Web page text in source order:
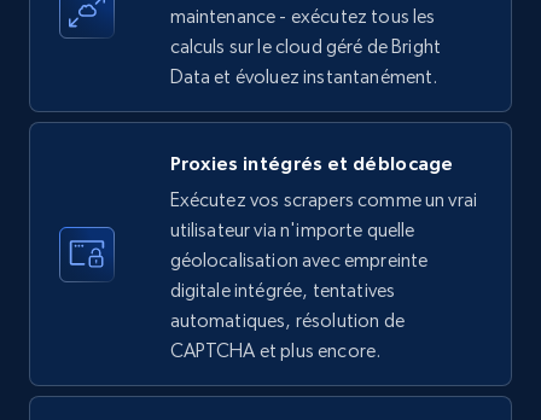
price, Currency, Availability, Reviews count, and
more.
LinkedIn company information
ID, Name, Country code, Locations, Followers,
Employees in linkedin, About, Specialties, and
maintenance - exécutez tous les
calculs sur le cloud géré de Bright
Data et évoluez instantanément.
Proxies intégrés et déblocage
Exécutez vos scrapers comme un vrai
utilisateur via n'importe quelle
géolocalisation avec empreinte
digitale intégrée, tentatives
automatiques, résolution de
CAPTCHA et plus encore.